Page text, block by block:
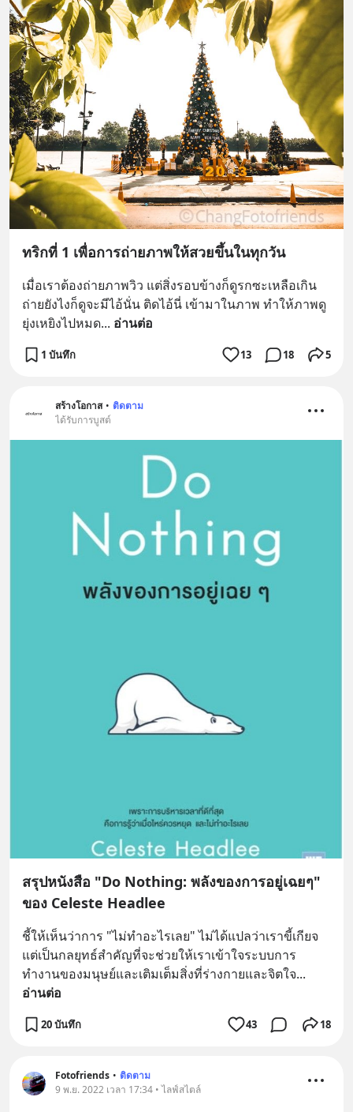
ทริกที่ 1 เพื่อการถ่ายภาพให้สวยขึ้นในทุกวัน
เมื่อเราต้องถ่ายภาพวิว แต่สิ่งรอบข้างก็ดูรกซะเหลือเกิน
ถ่ายยังไงก็ดูจะมีไอ้นั่น ติดไอ้นี่ เข้ามาในภาพ ทำให้ภาพดู
ยุ่งเหยิงไปหมด... อ่านต่อ
1 บันทึก 13 18 5
สร้างโอกาส • ติดตาม
ได้รับการบูสต์
สรุปหนังสือ "Do Nothing: พลังของการอยู่เฉยๆ"
ของ Celeste Headlee
ชี้ให้เห็นว่าการ "ไม่ทำอะไรเลย" ไม่ได้แปลว่าเราขี้เกียจ
แต่เป็นกลยุทธ์สำคัญที่จะช่วยให้เราเข้าใจระบบการ
ทำงานของมนุษย์และเติมเต็มสิ่งที่ร่างกายและจิตใจ
อ่านต่อ
20 บันทึก 43 18
Fotofriends • ติดตาม
9 พ.ย. 2022 เวลา 17:34 • ไลฟ์สไตล์